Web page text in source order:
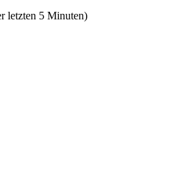
letzten 5 Minuten)